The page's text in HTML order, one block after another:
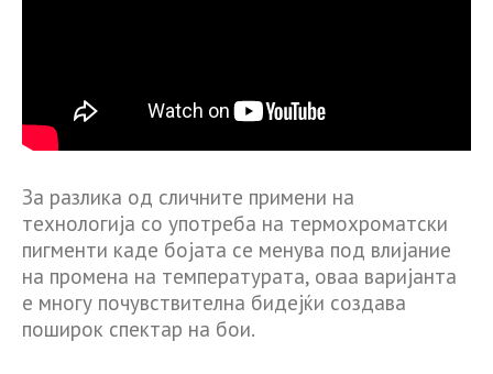
За разлика од сличните примени на
технологија со употреба на термохроматски
пигменти каде бојата се менува под влијание
на промена на температурата, оваа варијанта
е многу почувствителна бидејќи создава
поширок спектар на бои.